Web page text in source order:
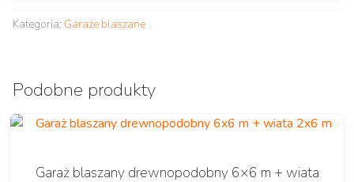
Kategoria: Garaże blaszane
Podobne produkty
Garaż blaszany drewnopodobny 6×6 m + wiata